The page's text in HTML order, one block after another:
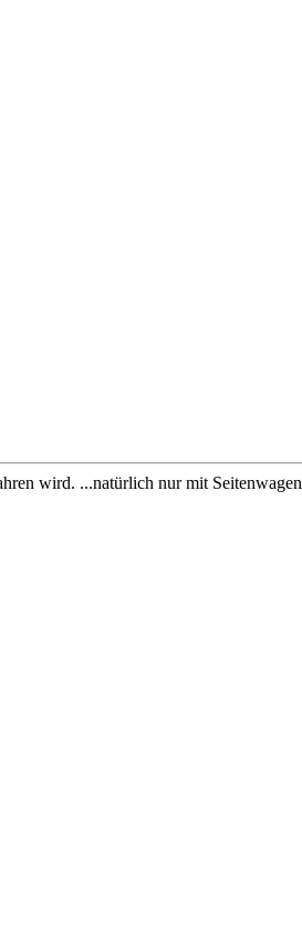
wird. ...natürlich nur mit Seitenwagen